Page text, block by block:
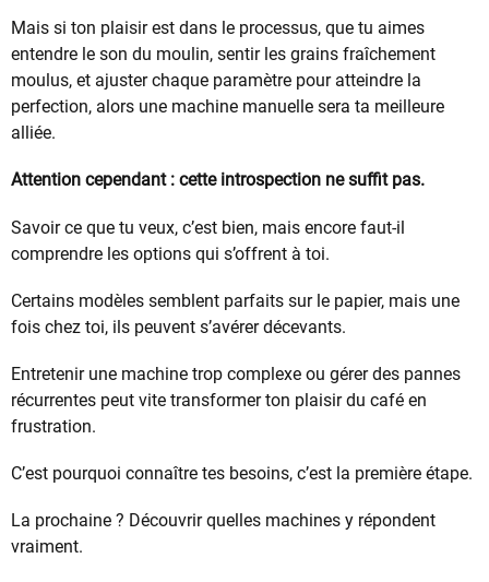
Mais si ton plaisir est dans le processus, que tu aimes
entendre le son du moulin, sentir les grains fraîchement
moulus, et ajuster chaque paramètre pour atteindre la
perfection, alors une machine manuelle sera ta meilleure
alliée.
Attention cependant : cette introspection ne suffit pas.
Savoir ce que tu veux, c’est bien, mais encore faut-il
comprendre les options qui s’offrent à toi.
Certains modèles semblent parfaits sur le papier, mais une
fois chez toi, ils peuvent s’avérer décevants.
Entretenir une machine trop complexe ou gérer des pannes
récurrentes peut vite transformer ton plaisir du café en
frustration.
C’est pourquoi connaître tes besoins, c’est la première étape.
La prochaine ? Découvrir quelles machines y répondent
vraiment.